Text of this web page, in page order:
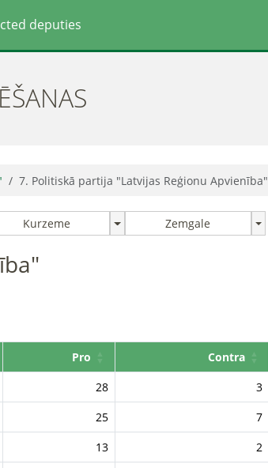
deputies
7. Politiskā partija "Latvijas Reģionu Apvienība"
Kurzeme Zemgale
Pro Contra
28 3
25 7
13 2